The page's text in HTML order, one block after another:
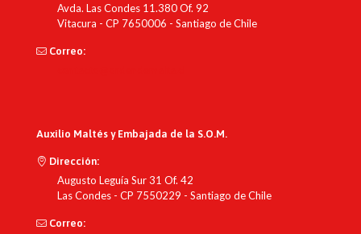
Avda. Las Condes 11.380 Of. 92
Vitacura - CP 7650006 - Santiago de Chile
Correo:
Auxilio Maltés y Embajada de la S.O.M.
Dirección:
Augusto Leguía Sur 31 Of. 42
Las Condes - CP 7550229 - Santiago de Chile
Correo: